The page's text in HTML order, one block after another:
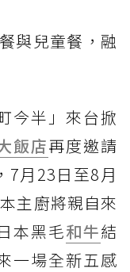
與兒童餐，融
今半」來台掀
飯店再度邀請
7月23日至8月
主廚將親自來
本黑毛和牛結
一場全新五感